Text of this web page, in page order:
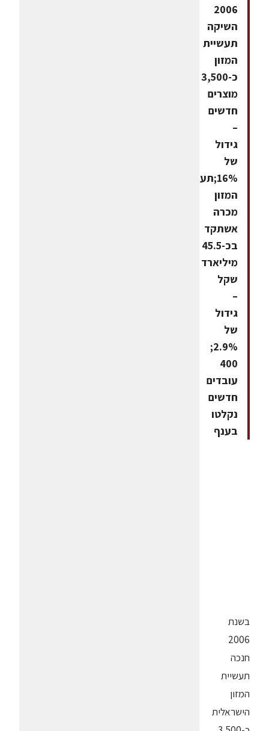
2006
השיקה
תעשיית
המזון
כ-3,500
מוצרים
חדשים
–
גידול
של
16%;תעשיית
המזון
מכרה
אשתקד
בכ-45.5
מיליארד
שקל
–
גידול
של
2.9%;
400
עובדים
חדשים
נקלטו
בענף
בשנת
2006
חנכה
תעשיית
המזון
הישראלית